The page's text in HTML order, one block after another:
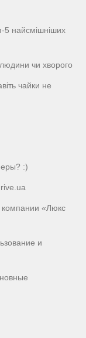
5 найсмішніших
чи хворого
чайки не
:)
компании «Люкс
и